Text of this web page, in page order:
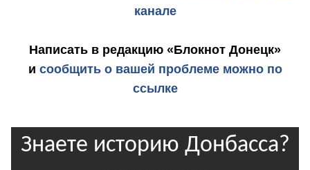
канале
Написать в редакцию «Блокнот Донецк»
и сообщить о вашей проблеме можно по
ссылке